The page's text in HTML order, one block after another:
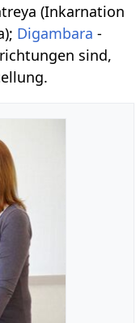
(Inkarnation
Digambara -
sind,